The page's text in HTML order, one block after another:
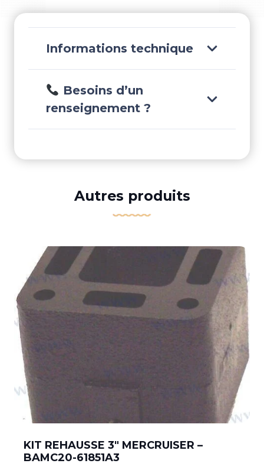
EFI
Informations technique
Besoins d’un
renseignement ?
Autres produits
KIT REHAUSSE 3″ MERCRUISER –
BAMC20-61851A3